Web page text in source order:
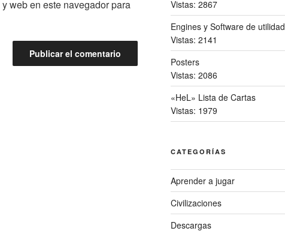
web en este navegador para
Vistas: 2867
Engines y Software de utilidad
Vistas: 2141
Posters
Vistas: 2086
«HeL» Lista de Cartas
Vistas: 1979
CATEGORÍAS
Aprender a jugar
Civilizaciones
Descargas